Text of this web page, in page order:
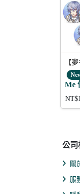
【
Me
公司
關
服